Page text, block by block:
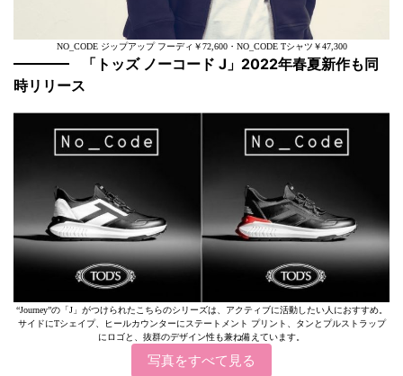
NO_CODE ジップアップ フーディ￥72,600・NO_CODE Tシャツ￥47,300
「トッズ ノーコード J」2022年春夏新作も同
時リリース
“Journey”の「J」がつけられたこちらのシリーズは、アクティブに活動したい人におすすめ。
サイドにTシェイプ、ヒールカウンターにステートメント プリント、タンとプルストラップ
にロゴと、抜群のデザイン性も兼ね備えています。
写真をすべて見る